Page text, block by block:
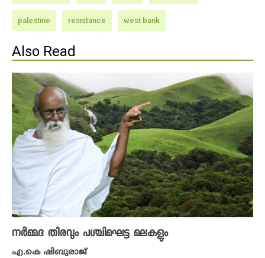
palestine resistance west bank
Also Read
നർമ്മദ തീരവും പശ്ചിമഘട്ട മലകളും
എ.കെ ഷിബുരാജ്